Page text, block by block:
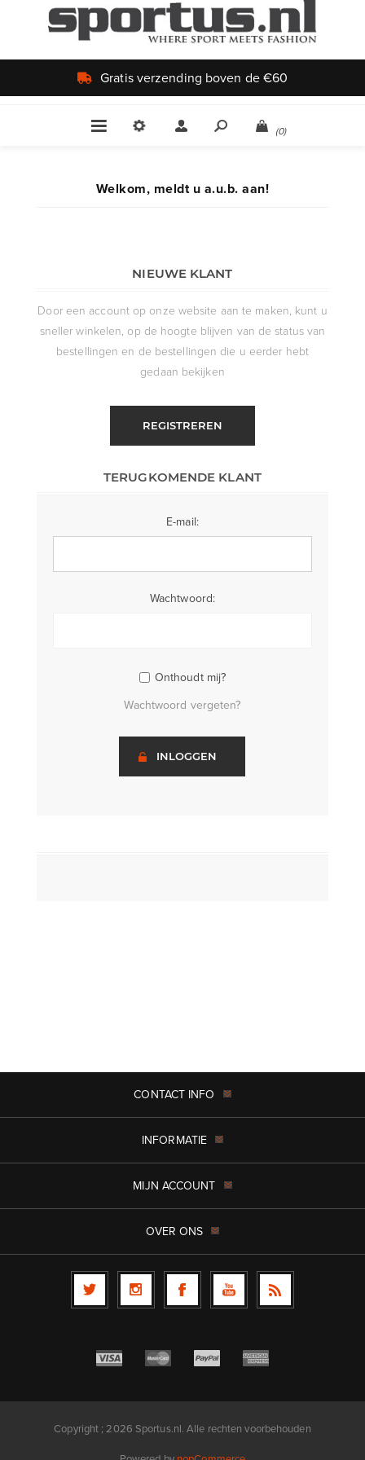
Gratis verzending boven de €60
(0)
Welkom, meldt u a.u.b. aan!
NIEUWE KLANT
Door een account op onze website aan te maken, kunt u
sneller winkelen, op de hoogte blijven van de status van
bestellingen en de bestellingen die u eerder hebt
gedaan bekijken
REGISTREREN
TERUGKOMENDE KLANT
E-mail:
Wachtwoord:
Onthoudt mij?
Wachtwoord vergeten?
INLOGGEN
CONTACT INFO
INFORMATIE
MIJN ACCOUNT
OVER ONS
Copyright ; 2026 Sportus.nl. Alle rechten voorbehouden